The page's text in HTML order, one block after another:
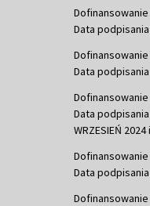
Dofinansowanie
Data podpisania
Dofinansowanie
Data podpisania
Dofinansowanie
Data
WRZESIEŃ 2024
Dofinansowanie
Data podpisania
Dofinansowanie